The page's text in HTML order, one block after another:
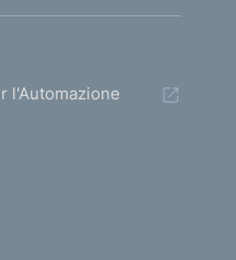
l'Automazione